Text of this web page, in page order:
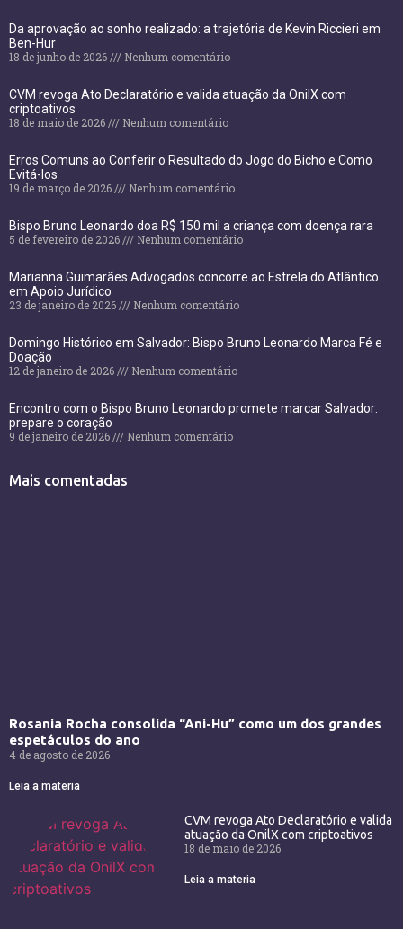
Da aprovação ao sonho realizado: a trajetória de Kevin Riccieri em
Ben-Hur
18 de junho de 2026
Nenhum comentário
CVM revoga Ato Declaratório e valida atuação da OnilX com
criptoativos
18 de maio de 2026
Nenhum comentário
Erros Comuns ao Conferir o Resultado do Jogo do Bicho e Como
Evitá-los
19 de março de 2026
Nenhum comentário
Bispo Bruno Leonardo doa R$ 150 mil a criança com doença rara
5 de fevereiro de 2026
Nenhum comentário
Marianna Guimarães Advogados concorre ao Estrela do Atlântico
em Apoio Jurídico
23 de janeiro de 2026
Nenhum comentário
Domingo Histórico em Salvador: Bispo Bruno Leonardo Marca Fé e
Doação
12 de janeiro de 2026
Nenhum comentário
Encontro com o Bispo Bruno Leonardo promete marcar Salvador:
prepare o coração
9 de janeiro de 2026
Nenhum comentário
Mais comentadas
Rosania Rocha consolida “Ani-Hu” como um dos grandes
espetáculos do ano
4 de agosto de 2026
Leia a materia
CVM revoga Ato Declaratório e valida
atuação da OnilX com criptoativos
18 de maio de 2026
Leia a materia